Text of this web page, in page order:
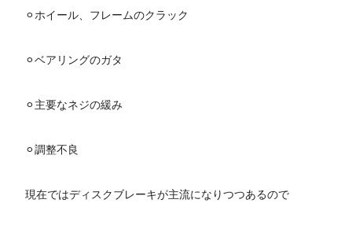
⚪︎ホイール、フレームのクラック
⚪︎ベアリングのガタ
⚪︎主要なネジの緩み
⚪︎調整不良
現在ではディスクブレーキが主流になりつつあるので